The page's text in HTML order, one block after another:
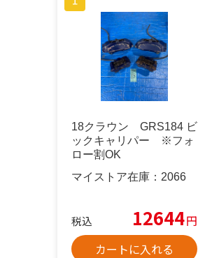
18クラウン GRS184 ビ
ックキャリパー ※フォ
ロー割OK
マイストア在庫： 2066
税込 12644円
カートに入れる